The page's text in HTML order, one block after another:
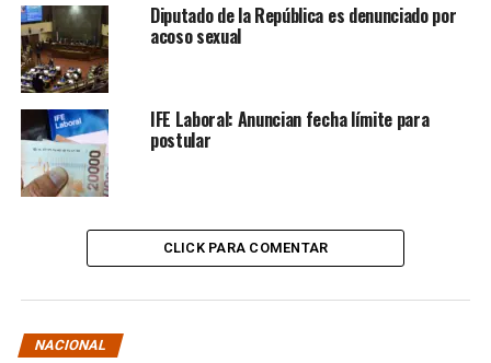
Diputado de la República es denunciado por
acoso sexual
IFE Laboral: Anuncian fecha límite para
postular
CLICK PARA COMENTAR
NACIONAL